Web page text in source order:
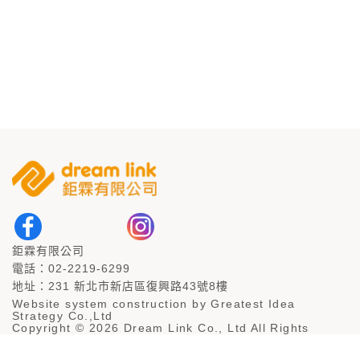
鉅霖有限公司
電話：02-2219-6299
地址：231 新北市新店區復興路43號8樓
Website system construction byGreatest Idea
Strategy Co.,Ltd
Copyright © 2026 Dream Link Co., Ltd All Rights